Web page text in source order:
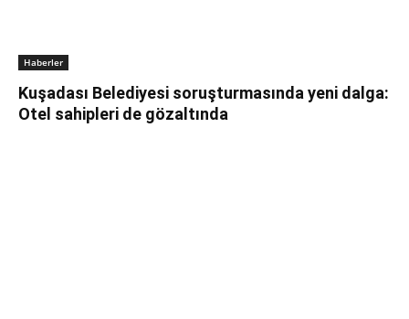
Haberler
Kuşadası Belediyesi soruşturmasında yeni dalga:
Otel sahipleri de gözaltında